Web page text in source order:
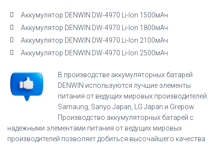
Аккумулятор DENWIN DW-4970 Li-Ion 1500мАч
Аккумулятор DENWIN DW-4970 Li-Ion 1800мАч
Аккумулятор DENWIN DW-4970 Li-Ion 2100мАч
Аккумулятор DENWIN DW-4970 Li-Ion 2500мАч
В производстве аккумуляторных батарей
DENWIN используются лучшие элементы
питания от ведущих мировых производителей:
Samaung, Sanyo Japan, LG Japan и Grepow.
Производство аккумуляторных батарей с
надежными элементами питания от ведущих мировых
производителей позволяет добиться высочайшего качества